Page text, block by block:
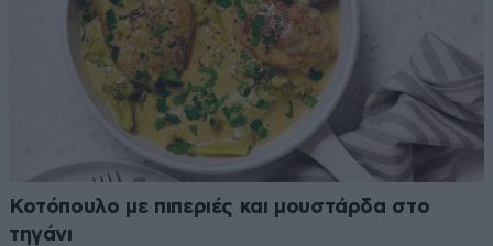
Κοτόπουλο με πιπεριές και μουστάρδα στο
τηγάνι